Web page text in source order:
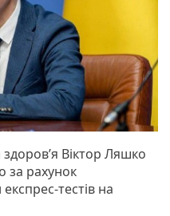
Віктор Ляшко
рахунок
тестів на